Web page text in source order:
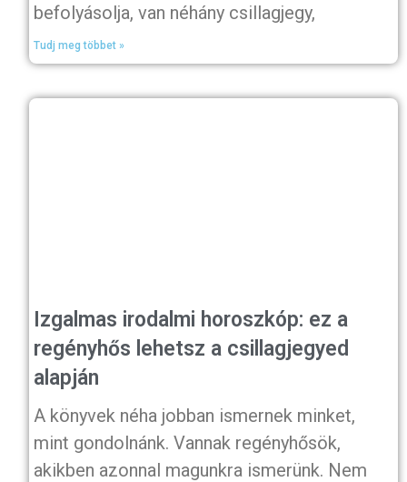
befolyásolja, van néhány csillagjegy,
Tudj meg többet »
Izgalmas irodalmi horoszkóp: ez a
regényhős lehetsz a csillagjegyed
alapján
A könyvek néha jobban ismernek minket,
mint gondolnánk. Vannak regényhősök,
akikben azonnal magunkra ismerünk. Nem